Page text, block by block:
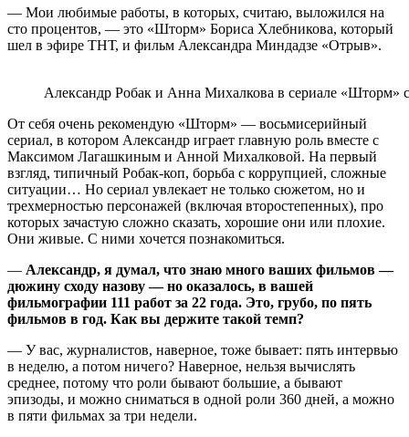
— Мои любимые работы, в которых, считаю, выложился на
сто процентов, — это «Шторм» Бориса Хлебникова, который
шел в эфире ТНТ, и фильм Александра Миндадзе «Отрыв».
Александр Робак и Анна Михалкова в сериале «Шторм»
От себя очень рекомендую «Шторм» — восьмисерийный
сериал, в котором Александр играет главную роль вместе с
Максимом Лагашкиным и Анной Михалковой. На первый
взгляд, типичный Робак-коп, борьба с коррупцией, сложные
ситуации… Но сериал увлекает не только сюжетом, но и
трехмерностью персонажей (включая второстепенных), про
которых зачастую сложно сказать, хорошие они или плохие.
Они живые. С ними хочется познакомиться.
— Александр, я думал, что знаю много ваших фильмов —
дюжину сходу назову — но оказалось, в вашей
фильмографии 111 работ за 22 года. Это, грубо, по пять
фильмов в год. Как вы держите такой темп?
— У вас, журналистов, наверное, тоже бывает: пять интервью
в неделю, а потом ничего? Наверное, нельзя вычислять
среднее, потому что роли бывают большие, а бывают
эпизоды, и можно сниматься в одной роли 360 дней, а можно
в пяти фильмах за три недели.